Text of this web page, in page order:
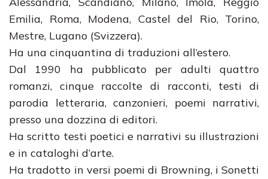
Emilia, Roma, Modena, Castel del Rio, Torino,
Mestre, Lugano (Svizzera).
Ha una cinquantina di traduzioni all’estero.
Dal 1990 ha pubblicato per adulti quattro
romanzi, cinque raccolte di racconti, testi di
parodia letteraria, canzonieri, poemi narrativi,
presso una dozzina di editori.
Ha scritto testi poetici e narrativi su illustrazioni
e in cataloghi d’arte.
Ha tradotto in versi poemi di Browning, i Sonetti